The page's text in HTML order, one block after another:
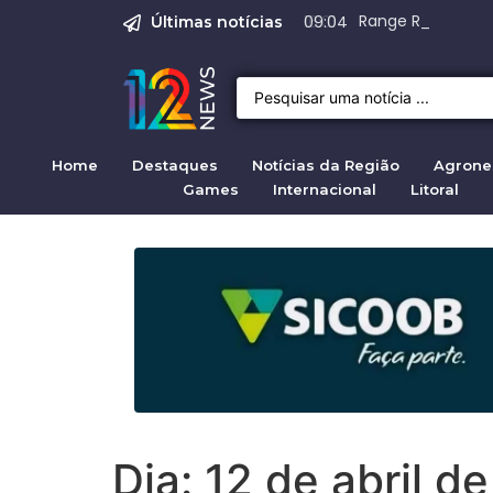
Últimas notícias 09:04 Range Rover
Justiça pela
Justiça para
Justiça pela
Quirno destaca
Home Destaques Notícias da Região
Games
Internacional Litoral
Dia: 12 de abril